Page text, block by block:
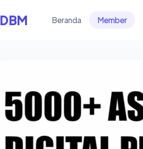
DBM Beranda Member